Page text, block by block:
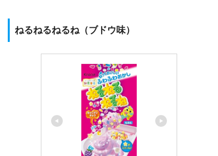
ねるねるねるね（ブドウ味）